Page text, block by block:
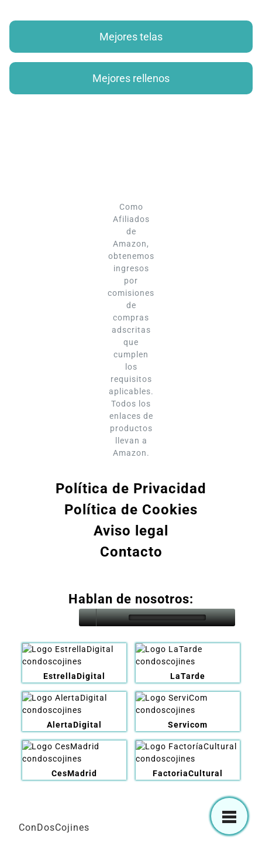
Mejores telas
Mejores rellenos
Como
Afiliados
de
Amazon,
obtenemos
ingresos
por
comisiones
de
compras
adscritas
que
cumplen
los
requisitos
aplicables.
Todos los
enlaces de
productos
llevan a
Amazon.
Política de Privacidad
Política de Cookies
Aviso legal
Contacto
Hablan de nosotros:
EstrellaDigital LaTarde
AlertaDigital Servicom
CesMadrid FactoriaCultural
ConDosCojines